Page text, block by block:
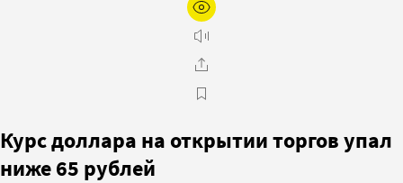
Курс доллара на открытии торгов упал
ниже 65 рублей